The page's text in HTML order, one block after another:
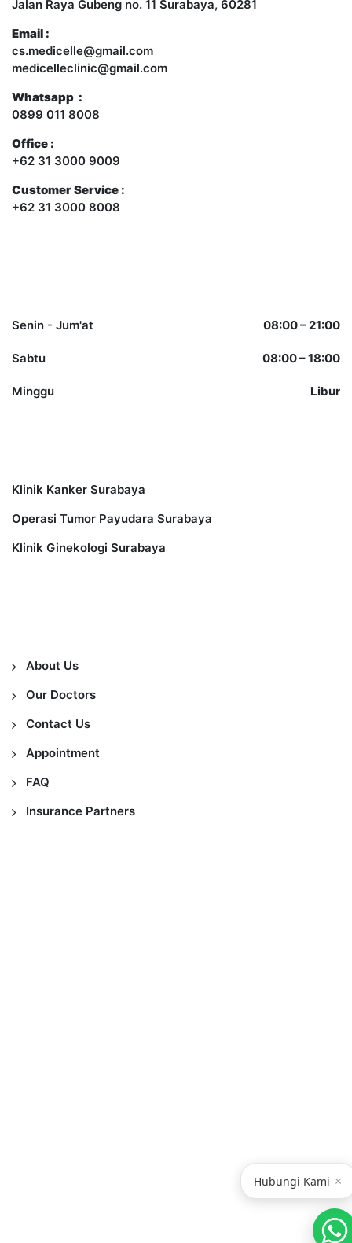
Jalan Raya Gubeng no. 11 Surabaya, 60281
Email :
cs.medicelle@gmail.com
medicelleclinic@gmail.com
Whatsapp :
0899 011 8008
Office :
+62 31 3000 9009
Customer Service :
+62 31 3000 8008
Senin - Jum'at 08:00 – 21:00
Sabtu 08:00 – 18:00
Minggu Libur
Klinik Kanker Surabaya
Operasi Tumor Payudara Surabaya
Klinik Ginekologi Surabaya
About Us
Our Doctors
Contact Us
Appointment
FAQ
Insurance Partners
Hubungi Kami ×